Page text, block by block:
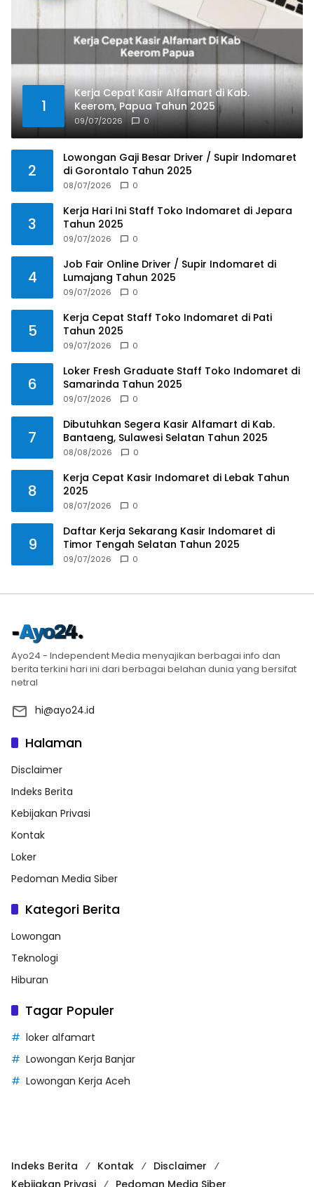
1
Kerja Cepat Kasir Alfamart di Kab.
Keerom, Papua Tahun 2025
09/07/2026 0
2
Lowongan Gaji Besar Driver / Supir Indomaret
di Gorontalo Tahun 2025
08/07/2026 0
3
Kerja Hari Ini Staff Toko Indomaret di Jepara
Tahun 2025
09/07/2026 0
4
Job Fair Online Driver / Supir Indomaret di
Lumajang Tahun 2025
09/07/2026 0
5
Kerja Cepat Staff Toko Indomaret di Pati
Tahun 2025
09/07/2026 0
6
Loker Fresh Graduate Staff Toko Indomaret di
Samarinda Tahun 2025
09/07/2026 0
7
Dibutuhkan Segera Kasir Alfamart di Kab.
Bantaeng, Sulawesi Selatan Tahun 2025
08/08/2026 0
8
Kerja Cepat Kasir Indomaret di Lebak Tahun
2025
08/07/2026 0
9
Daftar Kerja Sekarang Kasir Indomaret di
Timor Tengah Selatan Tahun 2025
09/07/2026 0
Ayo24 - Independent Media menyajikan berbagai info dan
berita terkini hari ini dari berbagai belahan dunia yang bersifat
netral
hi@ayo24.id
Halaman
Disclaimer
Indeks Berita
Kebijakan Privasi
Kontak
Loker
Pedoman Media Siber
Kategori Berita
Lowongan
Teknologi
Hiburan
Tagar Populer
loker alfamart
Lowongan Kerja Banjar
Lowongan Kerja Aceh
Indeks Berita Kontak
Disclaimer
Kebijakan Privasi
Pedoman Media Siber